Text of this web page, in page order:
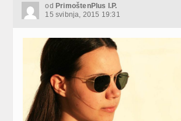
od PrimoštenPlus I.P.
15 svibnja, 2015 19:31